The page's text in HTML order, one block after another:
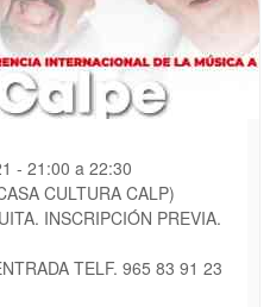
- 21:00 a 22:30
CULTURA CALP)
INSCRIPCIÓN PREVIA.
TELF. 965 83 91 23